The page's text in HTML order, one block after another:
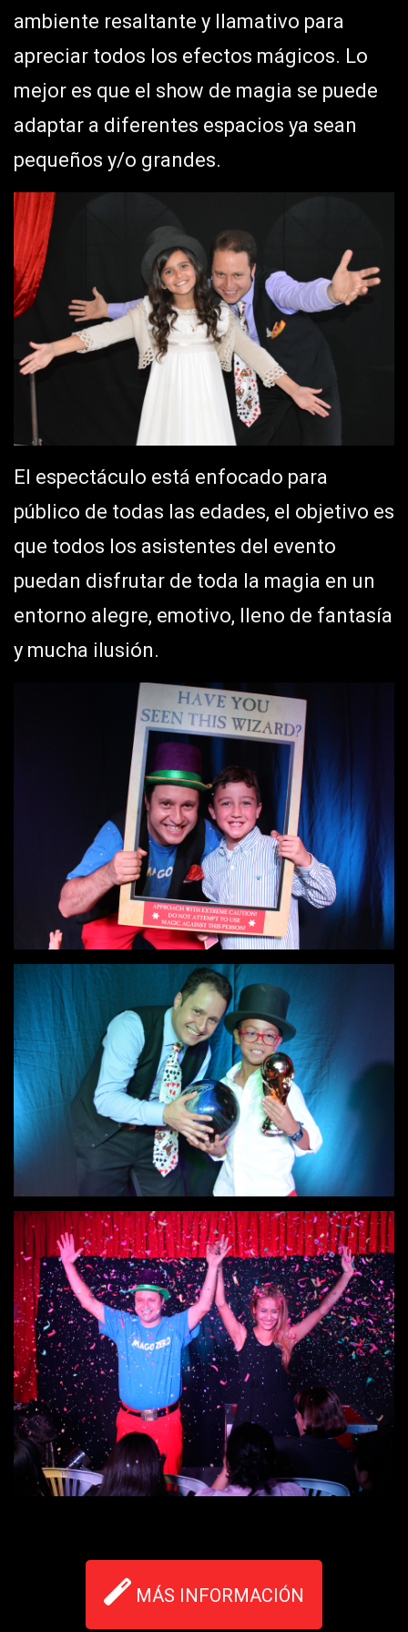
ambiente resaltante y llamativo para
apreciar todos los efectos mágicos. Lo
mejor es que el show de magia se puede
adaptar a diferentes espacios ya sean
pequeños y/o grandes.
El espectáculo está enfocado para
público de todas las edades, el objetivo es
que todos los asistentes del evento
puedan disfrutar de toda la magia en un
entorno alegre, emotivo, lleno de fantasía
y mucha ilusión.
MÁS INFORMACIÓN